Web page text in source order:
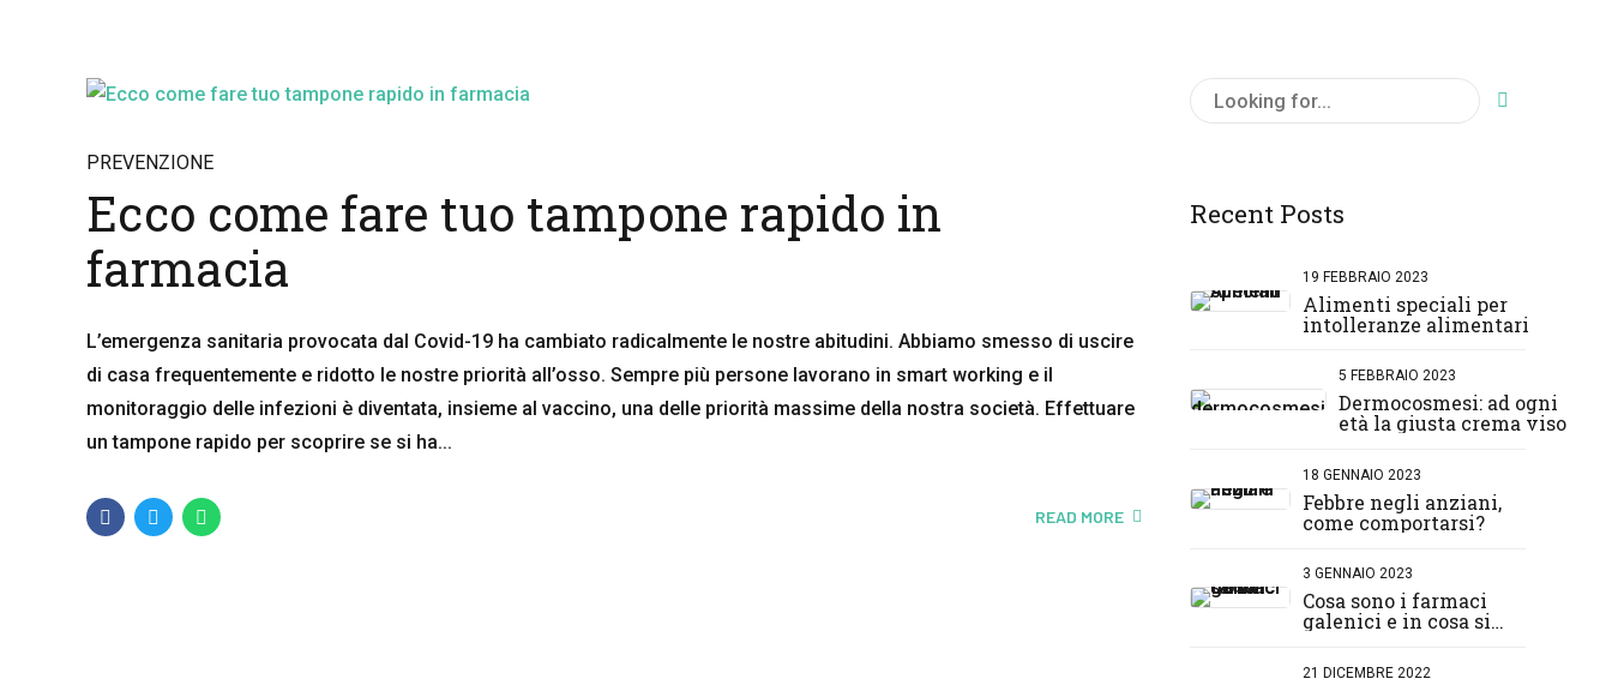
PREVENZIONE
Ecco come fare tuo tampone rapido in
farmacia
L’emergenza sanitaria provocata dal Covid-19 ha cambiato radicalmente le nostre abitudini. Abbiamo smesso di uscire
di casa frequentemente e ridotto le nostre priorità all’osso. Sempre più persone lavorano in smart working e il
monitoraggio delle infezioni è diventata, insieme al vaccino, una delle priorità massime della nostra società. Effettuare
un tampone rapido per scoprire se si ha...
READ MORE
Recent Posts
19 FEBBRAIO 2023
Alimenti speciali per
intolleranze alimentari
5 FEBBRAIO 2023
Dermocosmesi: ad ogni
età la giusta crema viso
18 GENNAIO 2023
Febbre negli anziani,
come comportarsi?
3 GENNAIO 2023
Cosa sono i farmaci
galenici e in cosa si
normali?
21 DICEMBRE 2022